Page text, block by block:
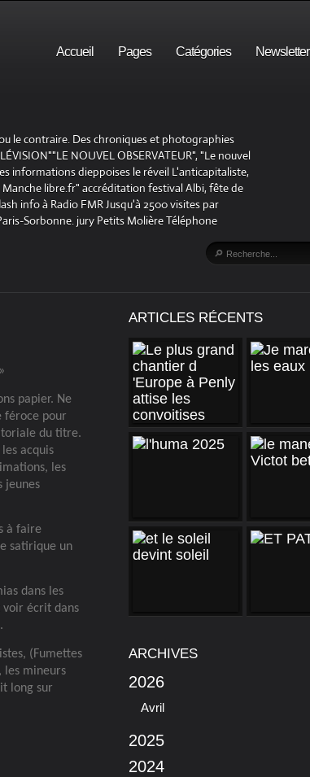
Accueil Pages Catégories Newsletter
le contraire. Des chroniques et photographies
NOUVEL OBSERVATEUR", "Le nouvel
informations dieppoises le réveil L'anticapitaliste,
Manche libre.fr" accréditation festival Albi, fête de
info à Radio FMR Jusqu'à 2500 visites par
Sorbonne. jury Petits Molière Téléphone
papier. Ne
féroce pour
du titre.
acquis
les
jeunes
à faire
satirique un
dans les
voir écrit dans
(Fumettes
les mineurs
long sur
ARTICLES RÉCENTS
ARCHIVES
2026
Avril
2025
2024